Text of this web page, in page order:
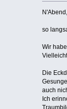
N'Abend,
so
Wir
Die
auch
Ich